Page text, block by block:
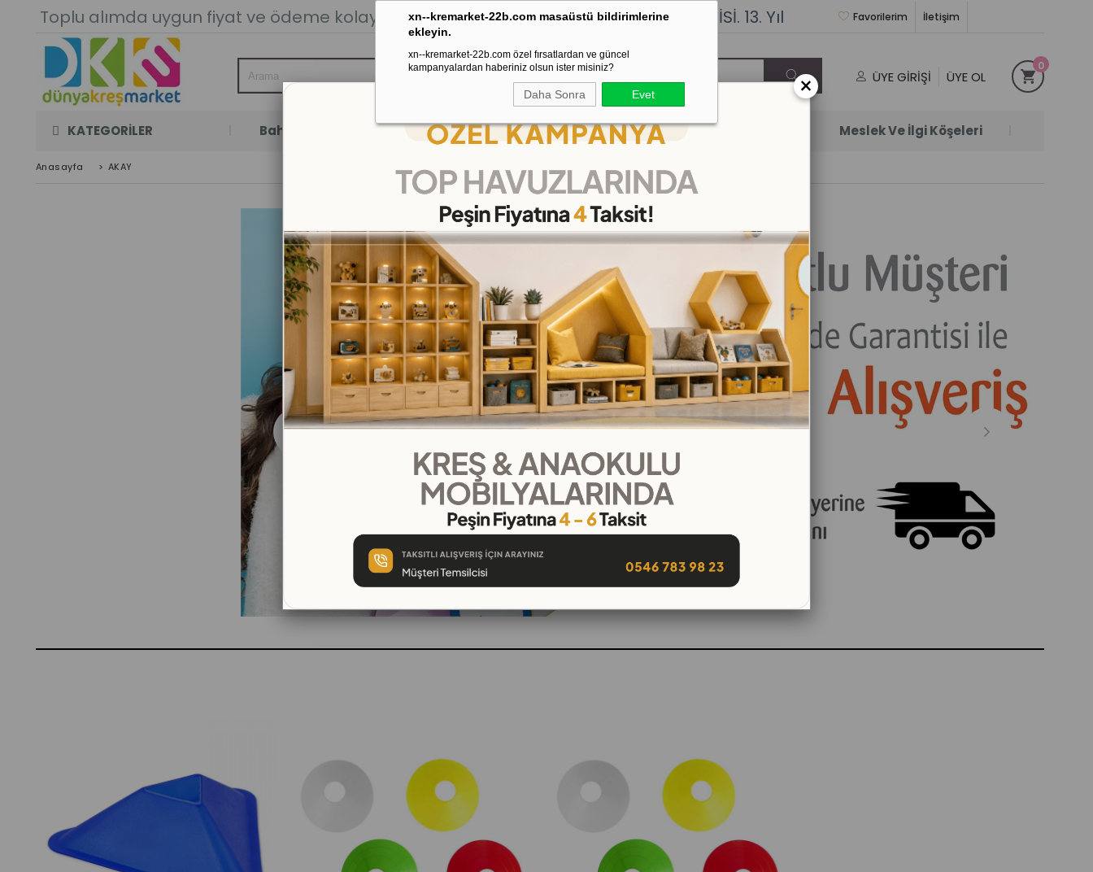
xn--kremarket-22b.com masaüstü bildirimlerine
ekleyin.
xn--kremarket-22b.com özel fırsatlardan ve güncel
kampanyalardan haberiniz olsun ister misiniz?
Daha Sonra Evet
Toplu alımda uygun fiyat ve ödeme kolaylığı. Stoktan Gönderim.% 100İADEGARANTİSİ. 13. Yıl İletişim
Favorilerim
ÜYE GIRIŞI ÜYE OL
0
KATEGORİLER Bahçe Oyun Odası Kaydırak Salıncak Tahterevalli Çok Satanlar Meslek Ve İlgi Köşeleri
Anasayfa > AKAY
×